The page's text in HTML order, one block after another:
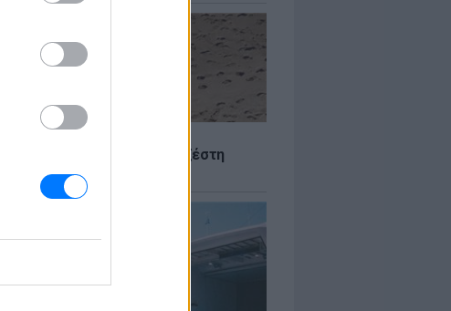
Καιρός: Πού θα «χτυπήσει» η ζέστη